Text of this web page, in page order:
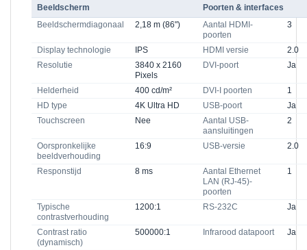
Beeldscherm
Poorten & interfaces
Beeldschermdiagonaal
2,18 m (86")
Aantal HDMI-
poorten
3
Display technologie IPS HDMI versie
2.0
Resolutie
3840 x 2160
Pixels
DVI-poort Ja
Helderheid 400 cd/m² DVI-I poorten
1
HD type
4K Ultra HD USB-poort
Ja
Touchscreen
Nee
Aantal USB-
aansluitingen
2
Oorspronkelijke
beeldverhouding
16:9 USB-versie 2.0
Responstijd 8 ms
Aantal Ethernet
LAN (RJ-45)-
poorten
1
Typische
contrastverhouding
1200:1 RS-232C Ja
Contrast ratio
(dynamisch)
500000:1 Infrarood datapoort Ja